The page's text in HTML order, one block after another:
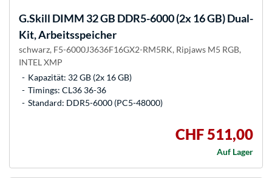
G.Skill DIMM 32 GB DDR5-6000 (2x 16 GB) Dual-
Kit, Arbeitsspeicher
schwarz, F5-6000J3636F16GX2-RM5RK, Ripjaws M5 RGB,
INTEL XMP
Kapazität: 32 GB (2x 16 GB)
Timings: CL36 36-36
Standard: DDR5-6000 (PC5-48000)
CHF 511,00
Auf Lager